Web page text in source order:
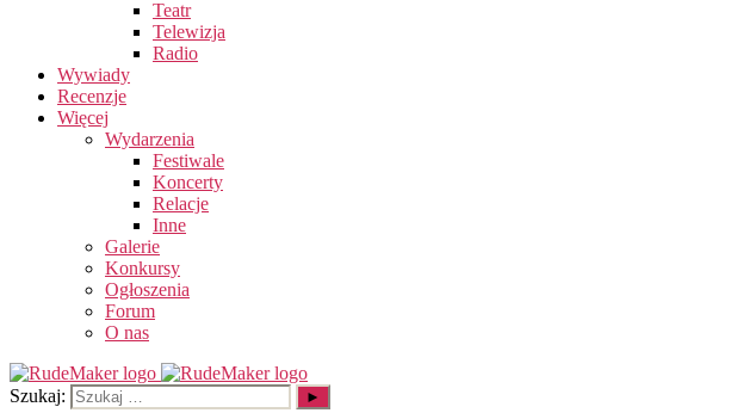
Teatr
Telewizja
Radio
Wywiady
Recenzje
Więcej
Wydarzenia
Festiwale
Koncerty
Relacje
Inne
Galerie
Konkursy
Ogłoszenia
Forum
O nas
Szukaj: